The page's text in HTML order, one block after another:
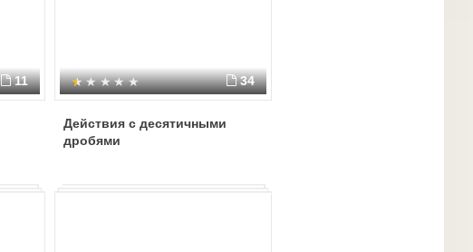
11 34
Действия с десятичными
дробями